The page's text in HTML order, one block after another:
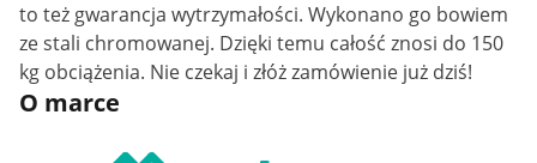
to też gwarancja wytrzymałości. Wykonano go bowiem
ze stali chromowanej. Dzięki temu całość znosi do 150
kg obciążenia. Nie czekaj i złóż zamówienie już dziś!
O marce